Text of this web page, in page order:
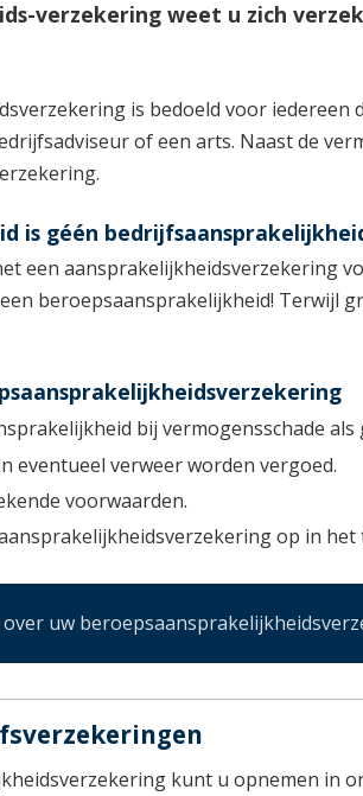
verzekering weet u zich
is bedoeld voor
of een arts. Naast de
is géén
een aansprakelijkheidsverzekering
beroepsaansprakelijkheid! Terwijl
bij vermogensschade als
eventueel verweer worden vergoed.
voorwaarden.
op in
uw
kunt u opnemen in